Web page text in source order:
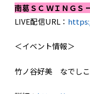
南葛ＳＣ ＷＩＮＧＳ
LIVE配信URL：
＜イベント情報＞
竹ノ谷好美 なでしこ